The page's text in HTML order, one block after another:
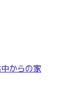
からの家